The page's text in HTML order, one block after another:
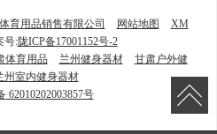
育用品销售有限公司 网站地图
XM
号:陇ICP备17001152号-2
体育用品 兰州健身器材
甘肃户外健
州室内健身器材
62010202003857号